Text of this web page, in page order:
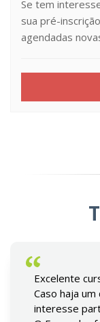
Se tem
sua pré-
agendadas
Excelente
Caso haja
interesse